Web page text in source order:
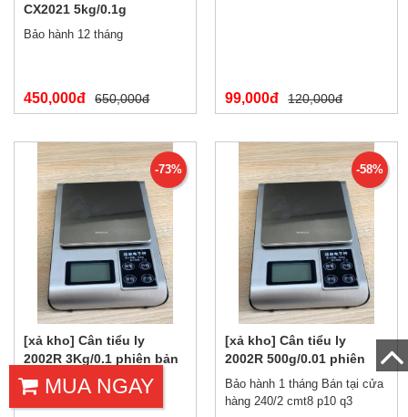
MUA NGAY
CX2021 5kg/0.1g
Bảo hành 12 tháng
450,000đ 650,000đ 99,000đ 120,000đ
-73%
[xả kho] Cân tiểu ly
2002R 3Kg/0.1 phiên bản
tiếng trung
Bán tại 240/2 cmt8 p10 q3
-58%
[xả kho] Cân tiểu ly
2002R 500g/0.01 phiên
bản tiếng trung
Bảo hành 1 tháng Bán tại cửa
hàng 240/2 cmt8 p10 q3